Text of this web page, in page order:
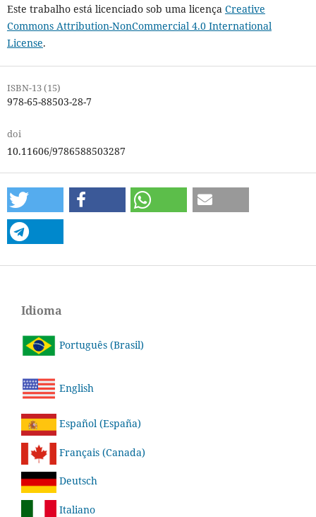
Este trabalho está licenciado sob uma licença Creative
Commons Attribution-NonCommercial 4.0 International
License.
ISBN-13 (15)
978-65-88503-28-7
doi
10.11606/9786588503287
Idioma
Português (Brasil)
English
Español (España)
Français (Canada)
Deutsch
Italiano